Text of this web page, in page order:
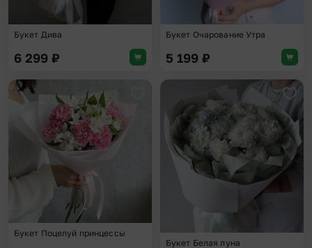
Букет Дива
6 299 ₽
Букет Очарование Утра
5 199 ₽
Добавить в избранное
Букет Поцелуй принцессы
Букет Белая луна